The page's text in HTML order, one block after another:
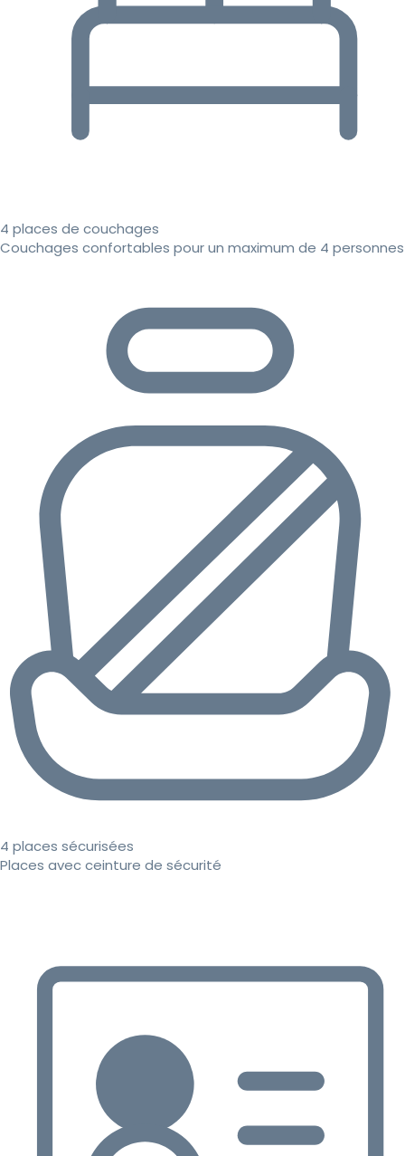
4 places de couchages
Couchages confortables pour un maximum de 4 personnes
4 places sécurisées
Places avec ceinture de sécurité